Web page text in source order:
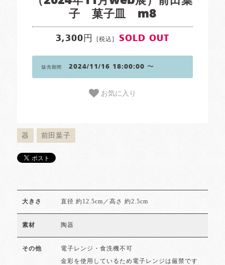
子 菓子皿 m8
3,300円 [税込] SOLD OUT
販売期間 2024/11/16 18:00:00 〜
お気に入り
器 前田葉子
大きさ 直径 約12.5cm／高さ 約2.5cm
素材 陶器
その他 電子レンジ・食洗機不可
金彩を使用しているため電子レンジは厳禁です